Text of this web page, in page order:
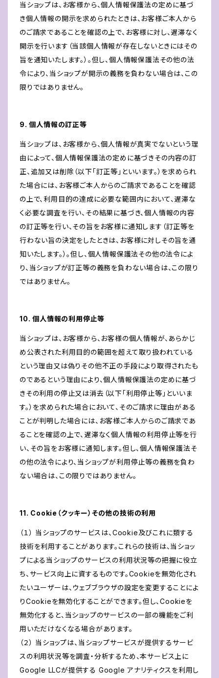
当ショップは、お客様から、個人情報保護法の定めに基づ
き個人情報の開示を求められたときは、お客様ご本人から
のご請求であることを確認の上で、お客様に対し、遅滞なく
開示を行います（当該個人情報が存在しないときにはその
旨を通知いたします。）。但し、個人情報保護法その他の法
令により、当ショップが開示の義務を負わない場合は、この
限りではありません。
9. 個人情報の訂正等
当ショップは、お客様から、個人情報が真実でないという理
由によって、個人情報保護法の定めに基づきその内容の訂
正、追加又は削除（以下「訂正等」といいます。）を求められ
た場合には、お客様ご本人からのご請求であることを確認
の上で、利用目的の達成に必要な範囲内において、遅滞な
く必要な調査を行い、その結果に基づき、個人情報の内容
の訂正等を行い、その旨をお客様に通知します（訂正等を
行わない旨の決定をしたときは、お客様に対しその旨を通
知いたします。）。但し、個人情報保護法その他の法令によ
り、当ショップが訂正等の義務を負わない場合は、この限り
ではありません。
10. 個人情報の利用停止等
当ショップは、お客様から、お客様の個人情報が、あらかじ
め公表された利用目的の範囲を超えて取り扱われている
という理由又は偽りその他不正の手段により取得されたも
のであるという理由により、個人情報保護法の定めに基づ
きその利用の停止又は消去（以下「利用停止等」といいま
す。）を求められた場合において、そのご請求に理由がある
ことが判明した場合には、お客様ご本人からのご請求であ
ることを確認の上で、遅滞なく個人情報の利用停止等を行
い、その旨をお客様に通知します。但し、個人情報保護法そ
の他の法令により、当ショップが利用停止等の義務を負わ
ない場合は、この限りではありません。
11. Cookie（クッキー）その他の技術の利用
（１） 当ショップのサービスは、Cookie及びこれに類する
技術を利用することがあります。これらの技術は、当ショッ
プによる当ショップのサービスの利用状況等の把握に役立
ち、サービス向上に資するものです。Cookieを無効化され
たいユーザーは、ウェブブラウザの設定を変更することによ
りCookieを無効化することができます。但し、Cookieを
無効化すると、当ショップのサービスの一部の機能をご利
用いただけなくなる場合があります。
（２） 当ショップは、当ショップサービスが提供するサービ
スの利用状況等を調査・分析するため、本サービス上に
Google LLCが提供する Google アナリティクスを利用し